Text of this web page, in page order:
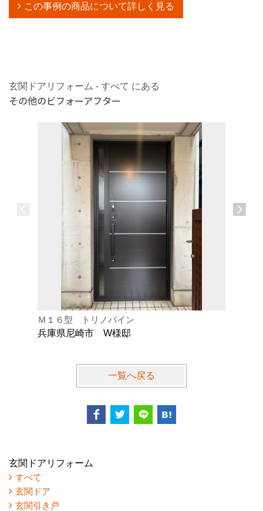
この事例の商品について詳しく見る
玄関ドアリフォーム - すべて にある
その他のビフォーアフター
Ｍ１６型 トリノパイン
兵庫県尼崎市 W様邸
一覧へ戻る
玄関ドアリフォーム
すべて
玄関ドア
玄関引き戸